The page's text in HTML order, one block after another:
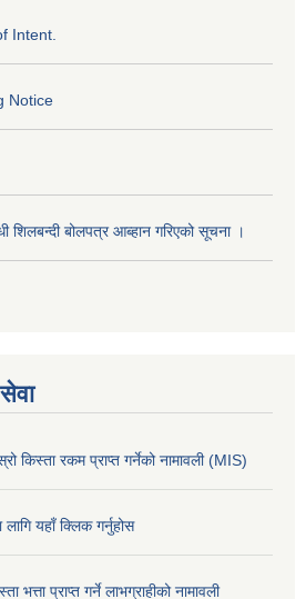
Intent.
Notice
शिलबन्दी बोलपत्र आब्हान गरिएको सूचना ।
किस्ता रकम प्राप्त गर्नेको नामावली (MIS)
यहाँ क्लिक गर्नुहोस
प्राप्त गर्ने लाभग्राहीको नामावली